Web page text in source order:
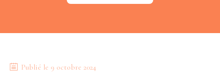
Publié le 9 octobre 2024